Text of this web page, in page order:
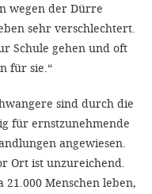
wegen der Dürre
sehr verschlechtert.
Schule gehen und oft
für sie.“
sind durch die
für ernstzunehmende
angewiesen.
Ort ist unzureichend.
Menschen leben,